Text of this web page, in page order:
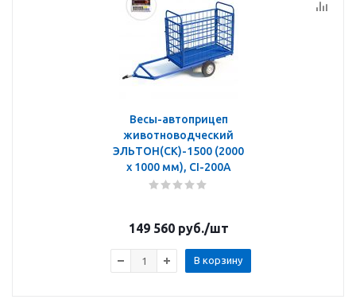
Весы-автоприцеп
животноводческий
ЭЛЬТОН(СК)-1500 (2000
х 1000 мм), CI-200A
149 560руб./шт
В корзину